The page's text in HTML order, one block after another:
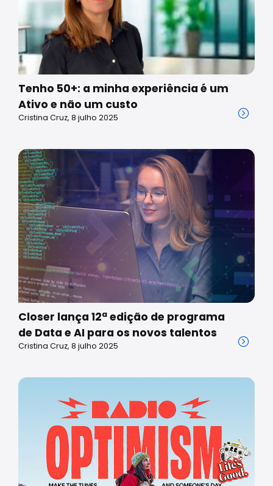
Tenho 50+: a minha experiência é um
Ativo e não um custo
Cristina Cruz, 8 julho 2025
Closer lança 12ª edição de programa
de Data e AI para os novos talentos
Cristina Cruz, 8 julho 2025